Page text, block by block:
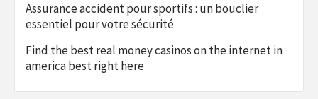
Assurance accident pour sportifs : un bouclier
essentiel pour votre sécurité
Find the best real money casinos on the internet in
america best right here